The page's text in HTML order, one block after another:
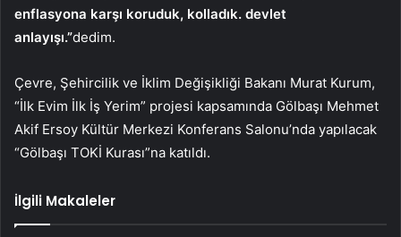
enflasyona karşı koruduk, kolladık. devlet
anlayışı.”dedim.
Çevre, Şehircilik ve İklim Değişikliği Bakanı Murat Kurum,
“İlk Evim İlk İş Yerim” projesi kapsamında Gölbaşı Mehmet
Akif Ersoy Kültür Merkezi Konferans Salonu’nda yapılacak
“Gölbaşı TOKİ Kurası”na katıldı.
İlgili Makaleler